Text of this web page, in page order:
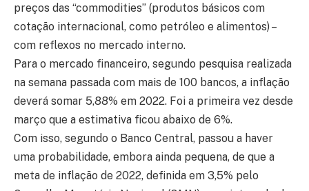
preços das “commodities” (produtos básicos com
cotação internacional, como petróleo e alimentos) –
com reflexos no mercado interno.
Para o mercado financeiro, segundo pesquisa realizada
na semana passada com mais de 100 bancos, a inflação
deverá somar 5,88% em 2022. Foi a primeira vez desde
março que a estimativa ficou abaixo de 6%.
Com isso, segundo o Banco Central, passou a haver
uma probabilidade, embora ainda pequena, de que a
meta de inflação de 2022, definida em 3,5% pelo